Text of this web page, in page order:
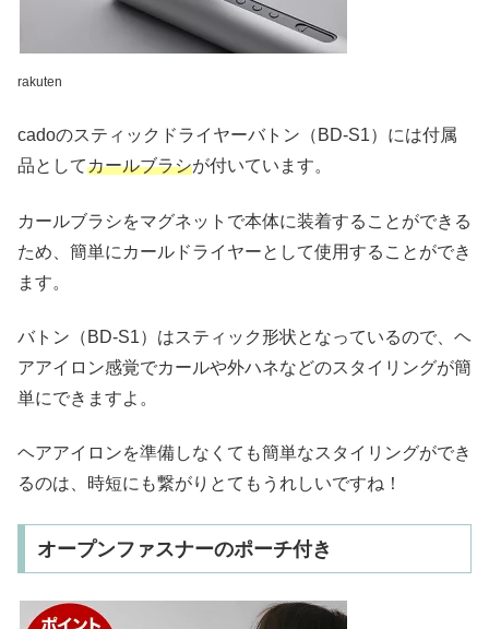
rakuten
cadoのスティックドライヤーバトン（BD-S1）には付属
品としてカールブラシが付いています。
カールブラシをマグネットで本体に装着することができる
ため、簡単にカールドライヤーとして使用することができ
ます。
バトン（BD-S1）はスティック形状となっているので、ヘ
アアイロン感覚でカールや外ハネなどのスタイリングが簡
単にできますよ。
ヘアアイロンを準備しなくても簡単なスタイリングができ
るのは、時短にも繋がりとてもうれしいですね！
オープンファスナーのポーチ付き